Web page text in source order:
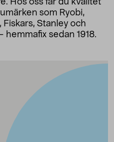
Hos oss får du kvalitet
som Ryobi,
Fiskars, Stanley och
hemmafix sedan 1918.